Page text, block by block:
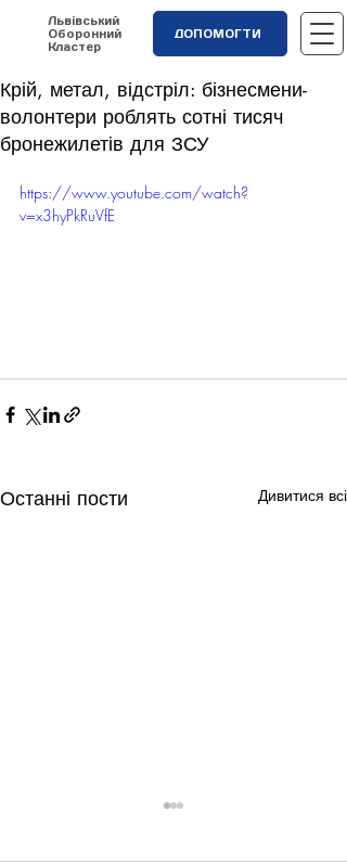
Львівський
Оборонний
Кластер
ДОПОМОГТИ
Крій, метал, відстріл: бізнесмени-
волонтери роблять сотні тисяч
бронежилетів для ЗСУ
https://www.youtube.com/watch?
v=x3hyPkRuVfE
Останні пости Дивитися всі